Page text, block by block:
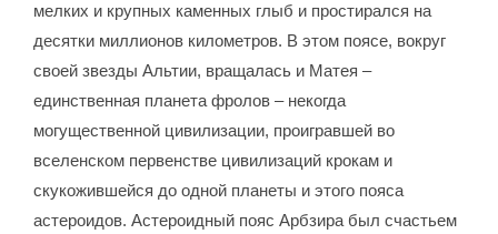
мелких и крупных каменных глыб и простирался на
десятки миллионов километров. В этом поясе, вокруг
своей звезды Альтии, вращалась и Матея –
единственная планета фролов – некогда
могущественной цивилизации, проигравшей во
вселенском первенстве цивилизаций крокам и
скукожившейся до одной планеты и этого пояса
астероидов. Астероидный пояс Арбзира был счастьем